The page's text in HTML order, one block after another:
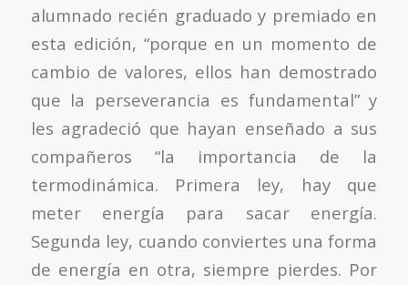
alumnado recién graduado y premiado en
esta edición, “porque en un momento de
cambio de valores, ellos han demostrado
que la perseverancia es fundamental” y
les agradeció que hayan enseñado a sus
compañeros “la importancia de la
termodinámica. Primera ley, hay que
meter energía para sacar energía.
Segunda ley, cuando conviertes una forma
de energía en otra, siempre pierdes. Por